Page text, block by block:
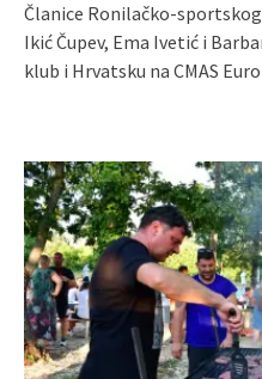
Članice Ronilačko-
Ikić Čupev, Ema Ivetić i
klub i Hrvatsku na CMAS